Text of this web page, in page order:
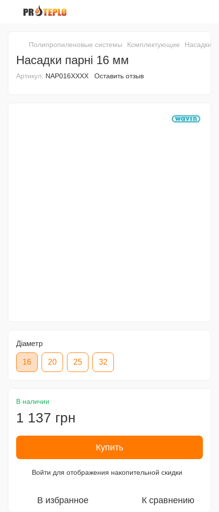
Полипропиленовые системы Комплектующие Насадки
Насадки парні 16 мм
Артикул: NAP016XXXX Оставить отзыв
Діаметр
16 20 25 32
В наличии
1 137 грн
Купить
Войти для отображения накопительной скидки
В избранное К сравнению